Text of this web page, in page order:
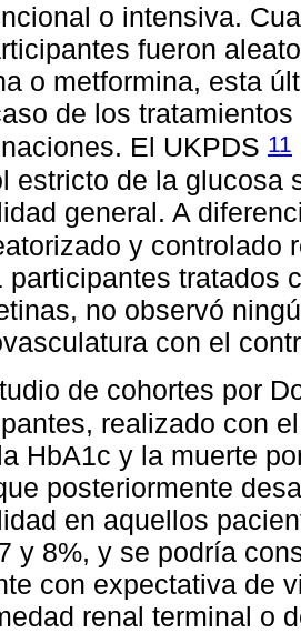
o intensiva.
fueron
o metformina, esta
de los
El UKPDS 11
estricto de la glucosa
general. A
y controlado
participantes tratados
no observó
con el
de cohortes por
realizado con
HbA1c y la muerte
posteriormente
en aquellos
y 8%, y se podría
con expectativa de
renal terminal o